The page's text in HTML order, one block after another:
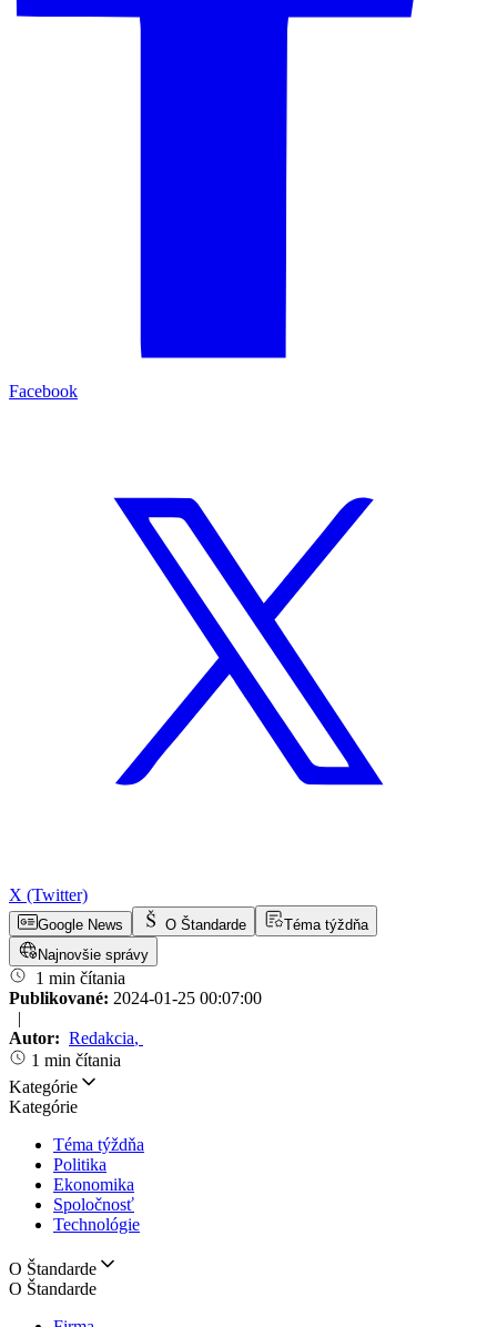
Facebook
X (Twitter)
Google News O Štandarde
Téma týždňa
Najnovšie správy
1 min čítania
Publikované: 2024-01-25 00:07:00
|
Autor: Redakcia,
1 min čítania
Kategórie
Kategórie
Téma týždňa
Politika
Ekonomika
Spoločnosť
Technológie
O Štandarde
O Štandarde